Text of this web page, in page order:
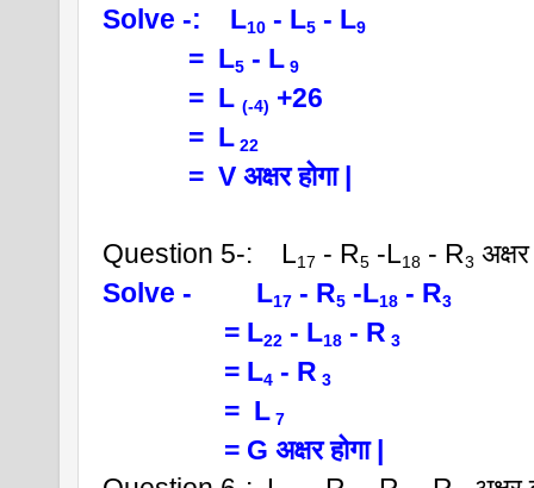
Solve -:    L10 - L5 - L9
=  L5 - L 9
=  L (-4) +26
=  L 22
=  V अक्षर होगा |
Question 5-:    L17 - R5 -L18 - R3
Solve -         L17 - R5 -L18 - R3
= L22 - L18 - R 3
= L4 - R 3
=  L 7
= G अक्षर होगा |